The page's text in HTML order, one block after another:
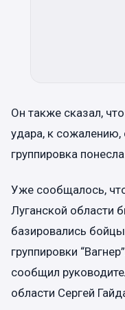
Он также сказал,
удара, к сожалению,
группировка
Уже сообщалось,
Луганской области
базировались
группировки
сообщил
области Сергей